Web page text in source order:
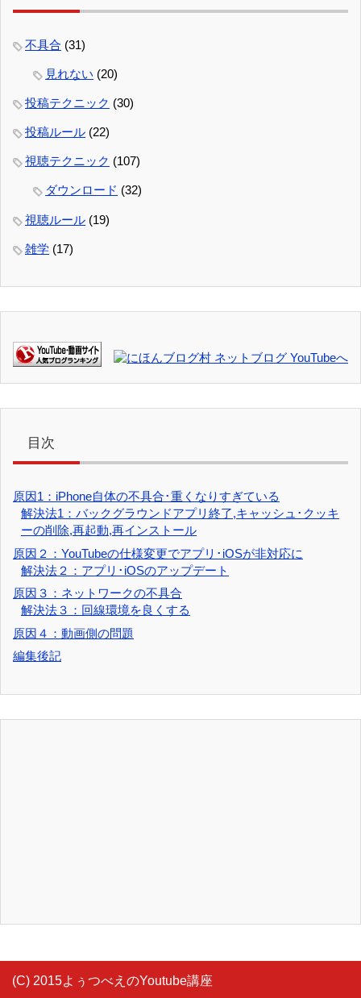
不具合 (31)
見れない (20)
投稿テクニック (30)
投稿ルール (22)
視聴テクニック (107)
ダウンロード (32)
視聴ルール (19)
雑学 (17)
目次
原因1：iPhone自体の不具合･重くなりすぎている
解決法1：バックグラウンドアプリ終了,キャッシュ･クッキ
ーの削除,再起動,再インストール
原因２：YouTubeの仕様変更でアプリ･iOSが非対応に
解決法２：アプリ･iOSのアップデート
原因３：ネットワークの不具合
解決法３：回線環境を良くする
原因４：動画側の問題
編集後記
(C) 2015よぅつべえのYoutube講座